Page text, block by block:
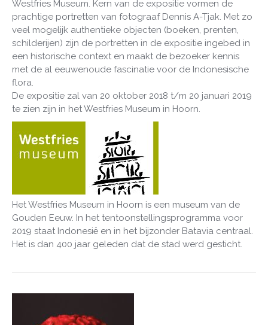
Westfries Museum. Kern van de expositie vormen de
prachtige portretten van fotograaf Dennis A-Tjak. Met zo
veel mogelijk authentieke objecten (boeken, prenten,
schilderijen) zijn de portretten in de expositie ingebed in
een historische context en maakt de bezoeker kennis
met de al eeuwenoude fascinatie voor de Indonesische
flora.
De expositie zal van 20 oktober 2018 t/m 20 januari 2019
te zien zijn in het Westfries Museum in Hoorn.
Het Westfries Museum in Hoorn is een museum van de
Gouden Eeuw. In het tentoonstellingsprogramma voor
2019 staat Indonesië en in het bijzonder Batavia centraal.
Het is dan 400 jaar geleden dat de stad werd gesticht.